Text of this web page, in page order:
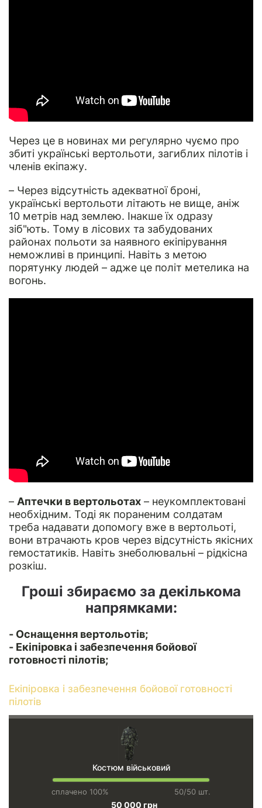
Через це в новинах ми регулярно чуємо про
збиті українські вертольоти, загиблих пілотів і
членів екіпажу.
– Через відсутність адекватної броні,
українські вертольоти літають не вище, аніж
10 метрів над землею. Інакше їх одразу
зіб"ють. Тому в лісових та забудованих
районах польоти за наявного екіпірування
неможливі в принципі. Навіть з метою
порятунку людей – адже це політ метелика на
вогонь.
– Аптечки в вертольотах – неукомплектовані
необхідним. Тоді як пораненим солдатам
треба надавати допомогу вже в вертольоті,
вони втрачають кров через відсутність якісних
гемостатиків. Навіть знеболювальні – рідкісна
розкіш.
Гроші збираємо за декiлькома
напрямками:
- Оснащення вертольотів;
- Екіпіровка і забезпечення бойової
готовності пілотів;
Екіпіровка і забезпечення бойової готовності
пілотів
Костюм військовий
сплачено 100% 50/50 шт.
50 000 грн